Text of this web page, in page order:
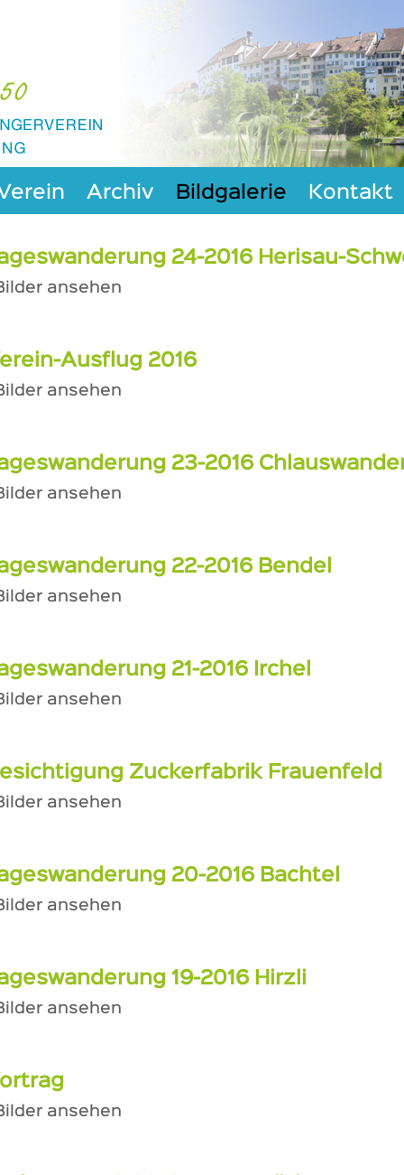
Archiv Bildgalerie Kontakt
24-2016 Herisau-
ansehen
Ausflug 2016
ansehen
23-2016
ansehen
22-2016 Bendel
ansehen
21-2016 Irchel
ansehen
Zuckerfabrik Frauenfeld
ansehen
20-2016 Bachtel
ansehen
19-2016 Hirzli
ansehen
ansehen